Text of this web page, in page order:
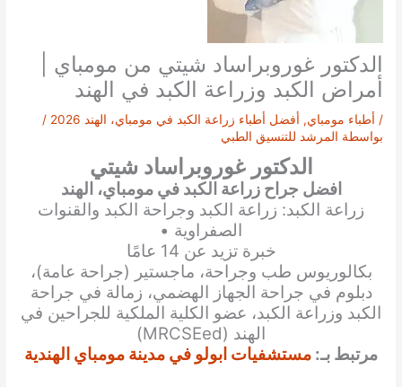
الدكتور غوروبراساد شيتي من مومباي |
أمراض الكبد وزراعة الكبد في الهند
/ أطباء مومباي, أفضل أطباء زراعة الكبد في مومباي، الهند 2026
/
بواسطة المرشد للتنسيق الطبي
الدكتور غوروبراساد شيتي
افضل جراح زراعة الكبد في مومباي، الهند
زراعة الكبد: زراعة الكبد وجراحة الكبد والقنوات
الصفراوية •
خبرة تزيد عن 14 عامًا
بكالوريوس طب وجراحة، ماجستير (جراحة عامة)،
دبلوم في جراحة الجهاز الهضمي، زمالة في جراحة
الكبد وزراعة الكبد، عضو الكلية الملكية للجراحين في
الهند (MRCSEed)
مرتبط بـ: مستشفيات ابولو في مدينة مومباي الهندية